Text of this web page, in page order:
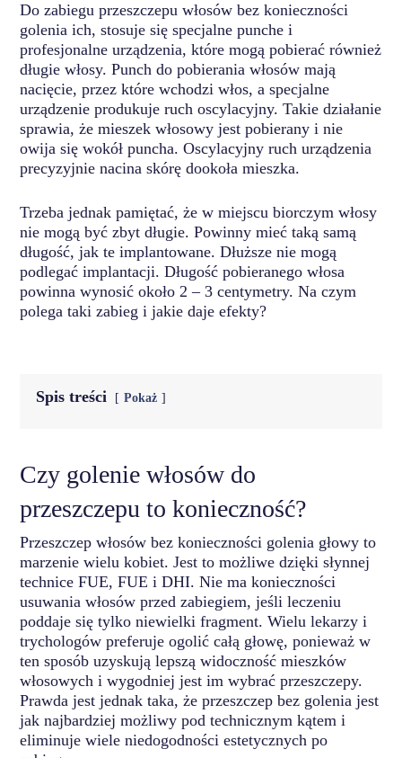
Do zabiegu przeszczepu włosów bez konieczności
golenia ich, stosuje się specjalne punche i
profesjonalne urządzenia, które mogą pobierać również
długie włosy. Punch do pobierania włosów mają
nacięcie, przez które wchodzi włos, a specjalne
urządzenie produkuje ruch oscylacyjny. Takie działanie
sprawia, że mieszek włosowy jest pobierany i nie
owija się wokół puncha. Oscylacyjny ruch urządzenia
precyzyjnie nacina skórę dookoła mieszka.
Trzeba jednak pamiętać, że w miejscu biorczym włosy
nie mogą być zbyt długie. Powinny mieć taką samą
długość, jak te implantowane. Dłuższe nie mogą
podlegać implantacji. Długość pobieranego włosa
powinna wynosić około 2 – 3 centymetry. Na czym
polega taki zabieg i jakie daje efekty?
Spis treści Pokaż
Czy golenie włosów do
przeszczepu to konieczność?
Przeszczep włosów bez konieczności golenia głowy to
marzenie wielu kobiet. Jest to możliwe dzięki słynnej
technice FUE, FUE i DHI. Nie ma konieczności
usuwania włosów przed zabiegiem, jeśli leczeniu
poddaje się tylko niewielki fragment. Wielu lekarzy i
trychologów preferuje ogolić całą głowę, ponieważ w
ten sposób uzyskują lepszą widoczność mieszków
włosowych i wygodniej jest im wybrać przeszczepy.
Prawda jest jednak taka, że przeszczep bez golenia jest
jak najbardziej możliwy pod technicznym kątem i
eliminuje wiele niedogodności estetycznych po